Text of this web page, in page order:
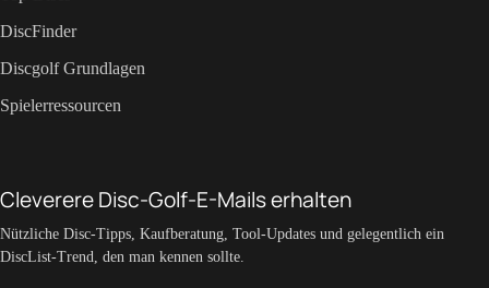
DiscFinder
Discgolf Grundlagen
Spielerressourcen
Cleverere Disc-Golf-E-Mails erhalten
Nützliche Disc-Tipps, Kaufberatung, Tool-Updates und gelegentlich ein
DiscList-Trend, den man kennen sollte.